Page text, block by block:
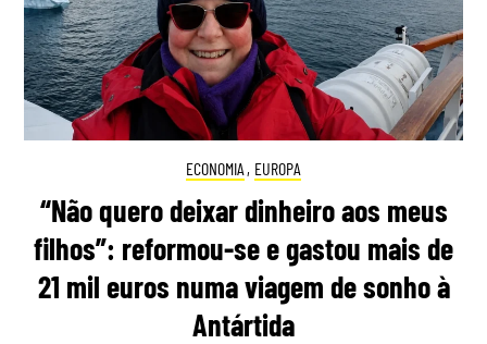
ECONOMIA , EUROPA
“Não quero deixar dinheiro aos meus
filhos”: reformou-se e gastou mais de
21 mil euros numa viagem de sonho à
Antártida